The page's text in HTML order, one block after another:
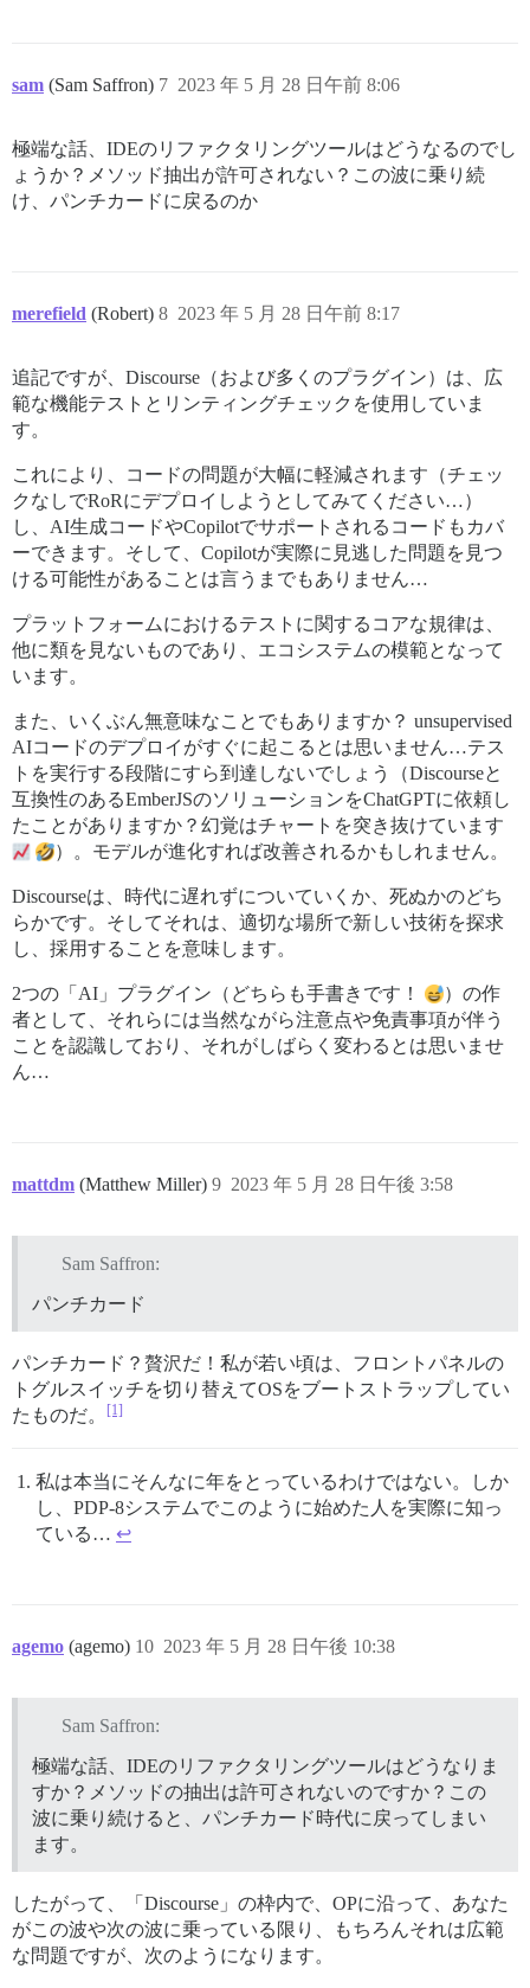
sam (Sam Saffron) 2023 年 5 月 28 日午前 8:06
7
極端な話、IDEのリファクタリングツールはどうなるのでし
ょうか？メソッド抽出が許可されない？この波に乗り続
け、パンチカードに戻るのか
merefield (Robert) 2023 年 5 月 28 日午前 8:17
8
追記ですが、Discourse（および多くのプラグイン）は、広
範な機能テストとリンティングチェックを使用していま
す。
これにより、コードの問題が大幅に軽減されます（チェッ
クなしでRoRにデプロイしようとしてみてください…）
し、AI生成コードやCopilotでサポートされるコードもカバ
ーできます。そして、Copilotが実際に見逃した問題を見つ
ける可能性があることは言うまでもありません…
プラットフォームにおけるテストに関するコアな規律は、
他に類を見ないものであり、エコシステムの模範となって
います。
また、いくぶん無意味なことでもありますか？ unsupervised
AIコードのデプロイがすぐに起こるとは思いません…テス
トを実行する段階にすら到達しないでしょう（Discourseと
互換性のあるEmberJSのソリューションをChatGPTに依頼し
たことがありますか？幻覚はチャートを突き抜けています
）。モデルが進化すれば改善されるかもしれません。
Discourseは、時代に遅れずについていくか、死ぬかのどち
らかです。そしてそれは、適切な場所で新しい技術を探求
し、採用することを意味します。
2つの「AI」プラグイン（どちらも手書きです！
）の作
者として、それらには当然ながら注意点や免責事項が伴う
ことを認識しており、それがしばらく変わるとは思いませ
ん…
mattdm (Matthew Miller) 2023 年 5 月 28 日午後 3:58
9
Sam Saffron:
パンチカード
パンチカード？贅沢だ！私が若い頃は、フロントパネルの
トグルスイッチを切り替えてOSをブートストラップしてい
たものだ。
[1]
私は本当にそんなに年をとっているわけではない。しか
し、PDP-8システムでこのように始めた人を実際に知っ
ている… ↩︎
agemo (agemo) 2023 年 5 月 28 日午後 10:38
10
Sam Saffron:
極端な話、IDEのリファクタリングツールはどうなりま
すか？メソッドの抽出は許可されないのですか？この
波に乗り続けると、パンチカード時代に戻ってしまい
ます。
したがって、「Discourse」の枠内で、OPに沿って、あなた
がこの波や次の波に乗っている限り、もちろんそれは広範
な問題ですが、次のようになります。